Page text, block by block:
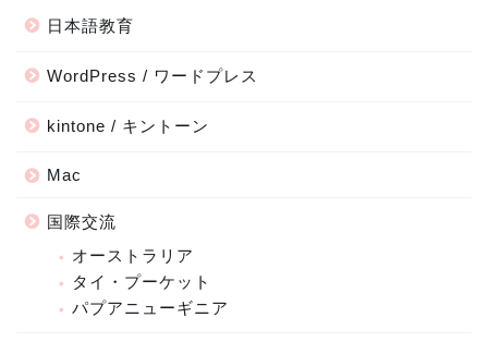
日本語教育
WordPress / ワードプレス
kintone / キントーン
Mac
国際交流
オーストラリア
タイ・プーケット
パプアニューギニア